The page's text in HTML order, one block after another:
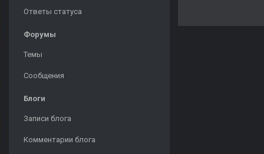
Ответы статуса
Форумы
Темы
Сообщения
Блоги
Записи блога
Комментарии блога